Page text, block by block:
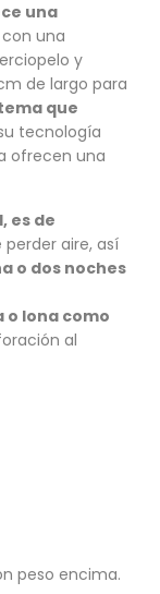
una
una
y
de largo para
que
tecnología
ofrecen una
es de
aire, así
o dos noches
o lona como
al
peso encima.